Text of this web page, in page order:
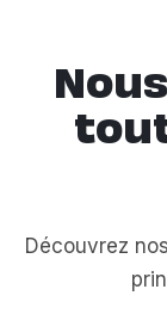
Découvrez